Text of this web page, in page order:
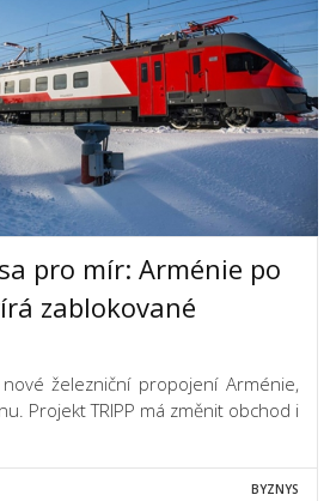
pro mír: Arménie po
zablokované
železniční propojení Arménie,
Projekt TRIPP má změnit obchod i
BYZNYS